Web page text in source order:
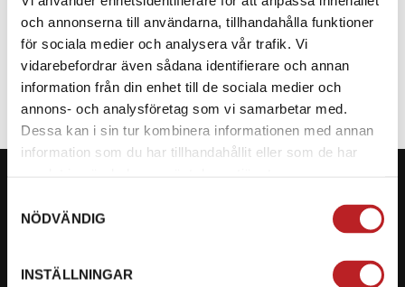
och annonserna till användarna, tillhandahålla funktioner
för sociala medier och analysera vår trafik. Vi
vidarebefordrar även sådana identifierare och annan
information från din enhet till de sociala medier och
annons- och analysföretag som vi samarbetar med.
Dessa kan i sin tur kombinera informationen med annan
information som du har tillhandahållit eller som de har
NÖDVÄNDIG
INSTÄLLNINGAR
SPECIFIKATION
Ångra mitt köp